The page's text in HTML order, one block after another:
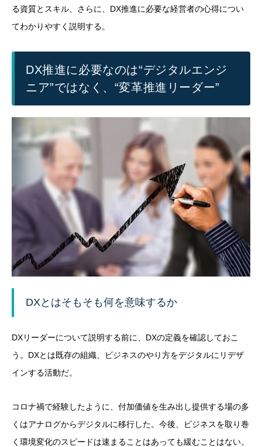
る資質とスキル、さらに、DX推進に必要な経営者の心得につい
てわかりやすく説明する。
DX推進に必要なのは“デジタルエンジ
ニア”ではなく、“変革推進リーダー”
DXとはそもそも何を意味するか
DXリーダーについて説明する前に、DXの定義を確認しておこ
う。DXとは既存の組織、ビジネスのやり方をデジタルにリデザ
インする活動だ。
コロナ禍で経験したように、付加価値を生み出し提供する場の多
くはアナログからデジタルに移行した。今後、ビジネスを取り巻
く環境変化のスピードは速まることはあっても緩むことはない。